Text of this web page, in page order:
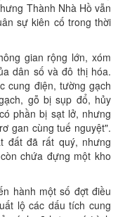
Thành Nhà Hồ vẫn
sự kiên cố trong thời
gian rộng lớn, xóm
dân số và đô thị hóa.
cung điện, tường gạch
gỗ bị sụp đổ, hủy
phần bị sạt lở, nhưng
gan cùng tuế nguyệt".
đất đã rất quý, nhưng
chứa đựng một kho
hành một số đợt điều
lộ các dấu tích cung